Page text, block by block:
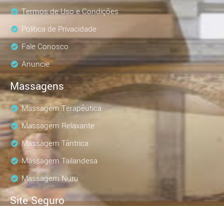
Termos de Uso e Condições
Política de Privacidade
Fale Conosco
Anuncie
Massagens
Massagem Terapêutica
Massagem Relaxante
Massagem Tântrica
Massagem Tailandesa
Massagem Nuru
Site Seguro